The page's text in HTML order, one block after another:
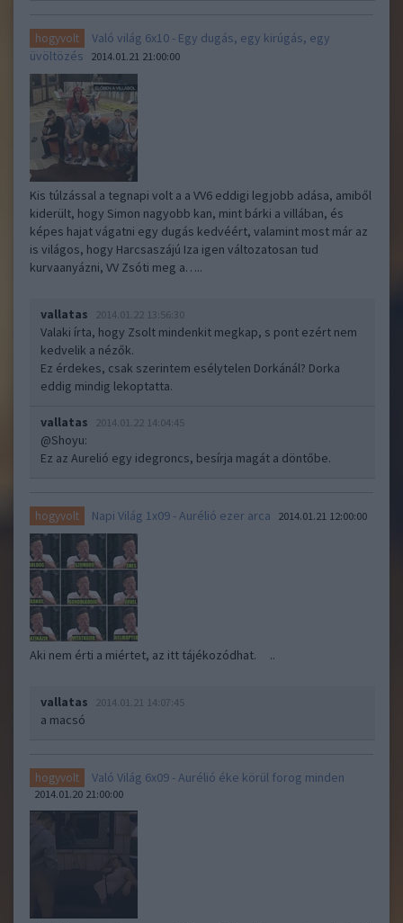
hogyvolt
Való világ 6x10 - Egy dugás, egy kirúgás, egy
üvöltözés
2014.01.21 21:00:00
Kis túlzással a tegnapi volt a a VV6 eddigi legjobb adása, amiből
kiderült, hogy Simon nagyobb kan, mint bárki a villában, és
képes hajat vágatni egy dugás kedvéért, valamint most már az
is világos, hogy Harcsaszájú Iza igen változatosan tud
kurvaanyázni, VV Zsóti meg a…..
vallatas 2014.01.22 13:56:30
Valaki írta, hogy Zsolt mindenkit megkap, s pont ezért nem
kedvelik a nézők.
Ez érdekes, csak szerintem esélytelen Dorkánál? Dorka
eddig mindig lekoptatta.
vallatas 2014.01.22 14:04:45
@Shoyu:
Ez az Aurelió egy idegroncs, besírja magát a döntőbe.
hogyvolt Napi Világ 1x09 - Aurélió ezer arca 2014.01.21 12:00:00
Aki nem érti a miértet, az itt tájékozódhat. ..
vallatas 2014.01.21 14:07:45
a macsó
hogyvolt Való Világ 6x09 - Aurélió éke körül forog minden
2014.01.20 21:00:00